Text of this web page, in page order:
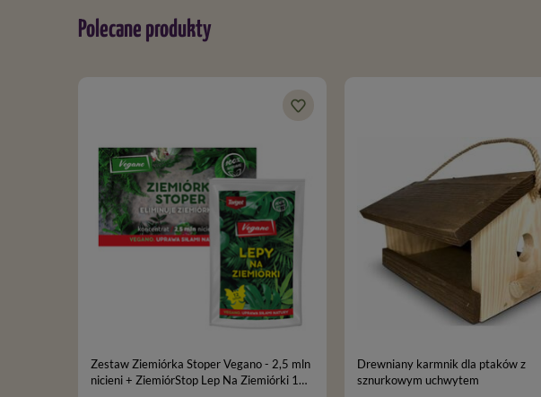
Polecane produkty
Zestaw Ziemiórka Stoper Vegano - 2,5 mln
nicieni + ZiemiórStop Lep Na Ziemiórki 12
Drewniany karmnik dla ptaków z
sznurkowym uchwytem